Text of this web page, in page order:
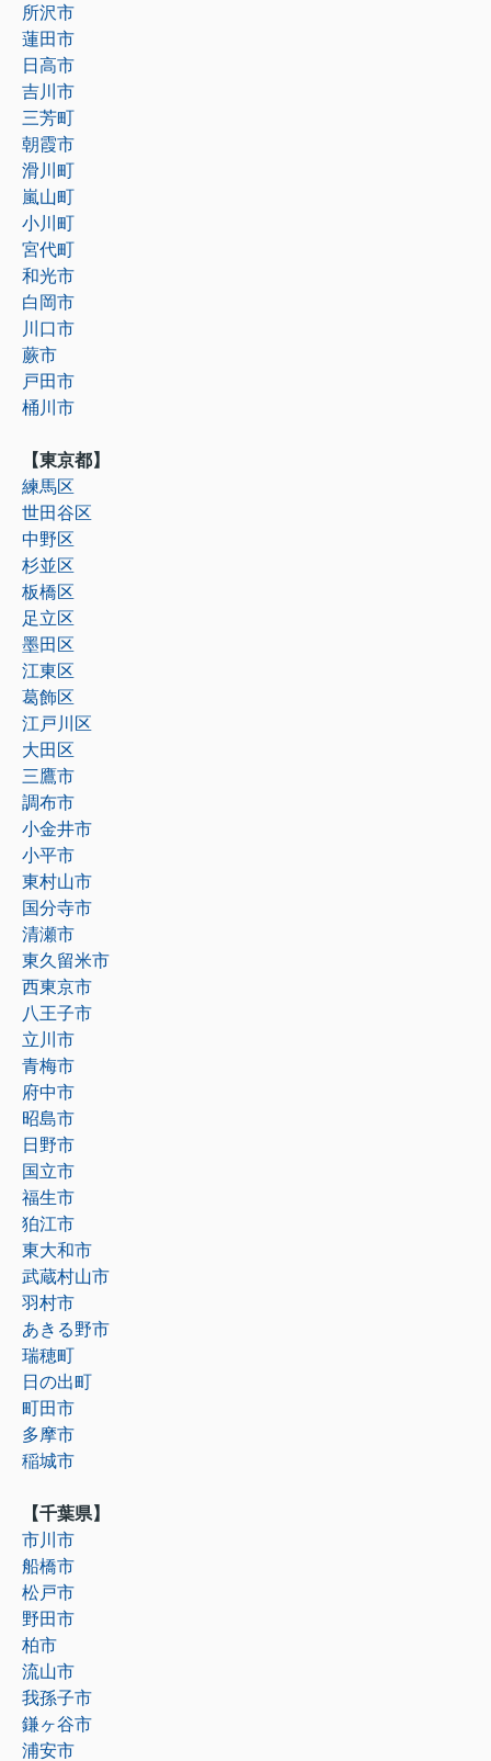
所沢市
蓮田市
日高市
吉川市
三芳町
朝霞市
滑川町
嵐山町
小川町
宮代町
和光市
白岡市
川口市
蕨市
戸田市
桶川市
【東京都】
練馬区
世田谷区
中野区
杉並区
板橋区
足立区
墨田区
江東区
葛飾区
江戸川区
大田区
三鷹市
調布市
小金井市
小平市
東村山市
国分寺市
清瀬市
東久留米市
西東京市
八王子市
立川市
青梅市
府中市
昭島市
日野市
国立市
福生市
狛江市
東大和市
武蔵村山市
羽村市
あきる野市
瑞穂町
日の出町
町田市
多摩市
稲城市
【千葉県】
市川市
船橋市
松戸市
野田市
柏市
流山市
我孫子市
鎌ヶ谷市
浦安市